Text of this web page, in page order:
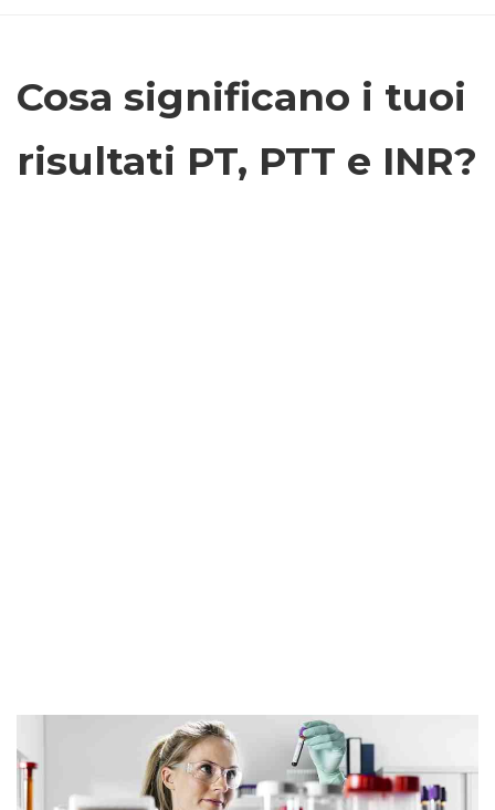
Cosa significano i tuoi
risultati PT, PTT e INR?